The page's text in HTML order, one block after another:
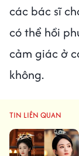
các bác sĩ
có thể hồi
cảm giác ở
không.
TIN LIÊN QUAN